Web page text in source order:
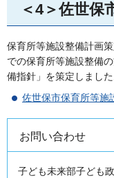
＜4＞佐世保
保育所等施設整備計画
での保育所等施設整備
備指針」を策定しました
佐世保市保育所等施
お問い合わせ
子ども未来部子ども